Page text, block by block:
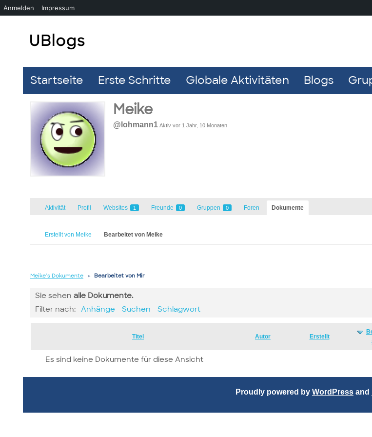
Startseite Erste Schritte Globale Aktivitäten Blogs
Meike
@lohmann1 Aktiv vor 1 Jahr, 10 Monaten
Aktivität Profil Websites 1 Freunde 0 Gruppen 0 Foren Dokumente
Erstellt von Meike Bearbeitet von Meike
Meike’s Dokumente ▸ Bearbeitet von Mir
Sie sehen alle Dokumente.
Filter nach: Anhänge Suchen Schlagwort
Titel Autor Erstellt
Es sind keine Dokumente für diese Ansicht
Proudly powered by WordPress and
Anmelden Impressum